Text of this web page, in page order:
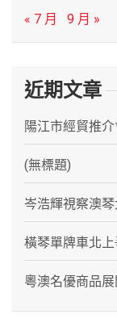
« 7 月
9 月 »
近期文章
陽江市經貿推
(無標題)
岑浩輝視察澳
橫琴單牌車北
粵澳名優商品